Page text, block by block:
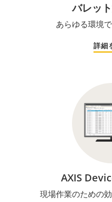
バレッ
あらゆる環境
詳細
AXIS
現場作業のための